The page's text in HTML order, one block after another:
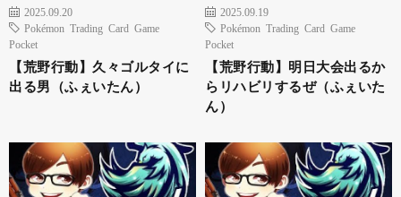
2025.09.20
Pokémon Trading Card Game
Pocket
【荒野行動】久々ゴルタイに
出る男（ふぇいたん）
2025.09.19
Pokémon Trading Card Game
Pocket
【荒野行動】明日大会出るか
らリハビリするぜ（ふぇいた
ん）